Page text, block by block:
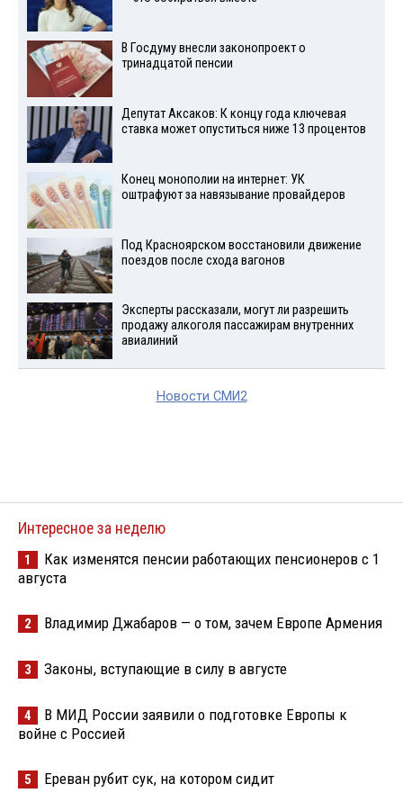
В Госдуму внесли законопроект о
тринадцатой пенсии
Депутат Аксаков: К концу года ключевая
ставка может опуститься ниже 13 процентов
Конец монополии на интернет: УК
оштрафуют за навязывание провайдеров
Под Красноярском восстановили движение
поездов после схода вагонов
Эксперты рассказали, могут ли разрешить
продажу алкоголя пассажирам внутренних
авиалиний
Новости СМИ2
Интересное за неделю
1
Как изменятся пенсии работающих пенсионеров с 1
августа
2 Владимир Джабаров — о том, зачем Европе Армения
3 Законы, вступающие в силу в августе
4
В МИД России заявили о подготовке Европы к
войне с Россией
5 Ереван рубит сук, на котором сидит